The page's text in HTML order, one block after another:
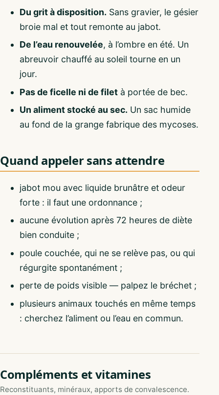
Du grit à disposition. Sans gravier, le gésier
broie mal et tout remonte au jabot.
De l’eau renouvelée, à l’ombre en été. Un
abreuvoir chauffé au soleil tourne en un
jour.
Pas de ficelle ni de filet à portée de bec.
Un aliment stocké au sec. Un sac humide
au fond de la grange fabrique des mycoses.
Quand appeler sans attendre
jabot mou avec liquide brunâtre et odeur
forte : il faut une ordonnance ;
aucune évolution après 72 heures de diète
bien conduite ;
poule couchée, qui ne se relève pas, ou qui
régurgite spontanément ;
perte de poids visible — palpez le bréchet ;
plusieurs animaux touchés en même temps
: cherchez l’aliment ou l’eau en commun.
Compléments et vitamines
Reconstituants, minéraux, apports de convalescence.